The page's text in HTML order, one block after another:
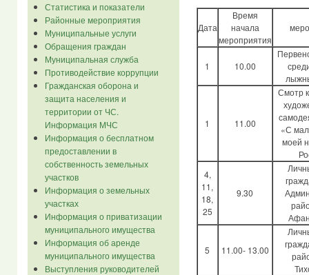
Статистика и показатели
Районные мероприятия
Муниципальные услуги
Обращения граждан
Муниципальная служба
Противодействие коррупции
Гражданская оборона и
защита населения и
территории от ЧС.
Информация МЧС
Информация о бесплатном
предоставлении в
собственность земельных
участков
Информация о земельных
участках
Информация о приватизации
муниципального имущества
Информация об аренде
муниципального имущества
Выступления руководителей
Дата
Время
начала
мероприятия
1 10.00
1 11.00
Смотр
«С
моей
4,
11,
18,
25
9.30
5 11.00- 13.00